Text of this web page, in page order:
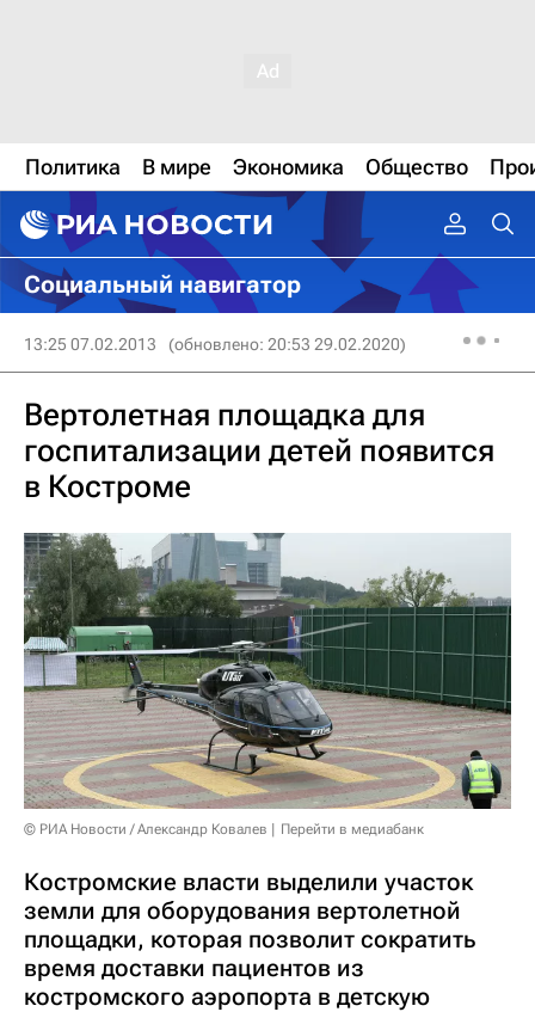
Политика В мире Экономика Общество
Социальный навигатор
13:25 07.02.2013 (обновлено: 20:53 29.02.2020)
Вертолетная площадка для
госпитализации детей появится
в Костроме
© РИА Новости / Александр Ковалев Перейти в медиабанк
Костромские власти выделили участок
земли для оборудования вертолетной
площадки, которая позволит сократить
время доставки пациентов из
костромского аэропорта в детскую